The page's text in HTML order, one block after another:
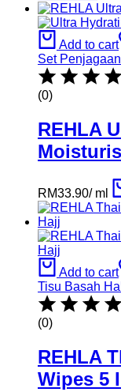
Add to cart
Set
(0)
REHLA
RM33.90/ml
Add to cart
Tisu Basah
(0)
REHLA
Wipes 5